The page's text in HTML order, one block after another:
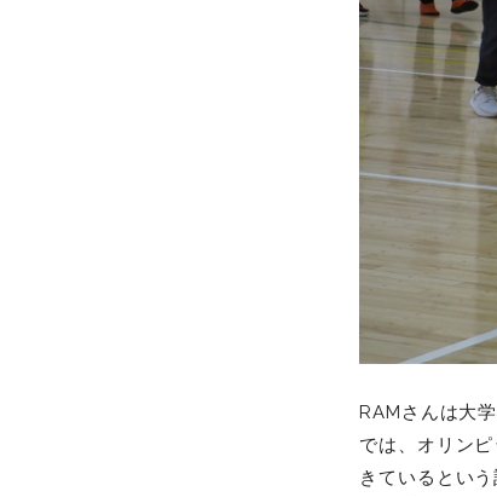
RAMさんは大
では、オリン
きているとい